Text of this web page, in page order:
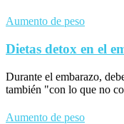
Aumento de peso
Dietas detox en el
Durante el embarazo,
también "con lo que no
Aumento de peso